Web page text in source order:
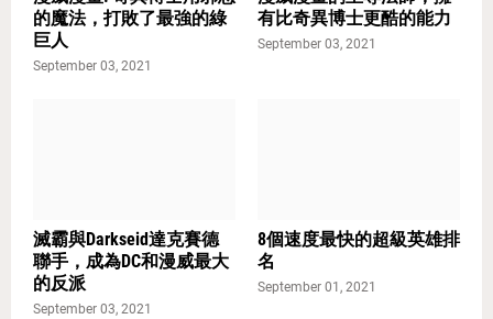
的魔法，打敗了最強的綠
巨人
September 03, 2021
有比奇異博士更酷的能力
September 03, 2021
滅霸與Darkseid達克賽德
聯手，成為DC和漫威最大
的反派
September 03, 2021
8個速度最快的超級英雄排
名
September 01, 2021